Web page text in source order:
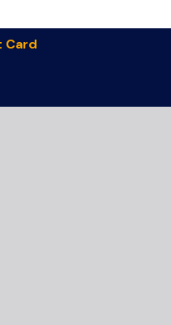
Card